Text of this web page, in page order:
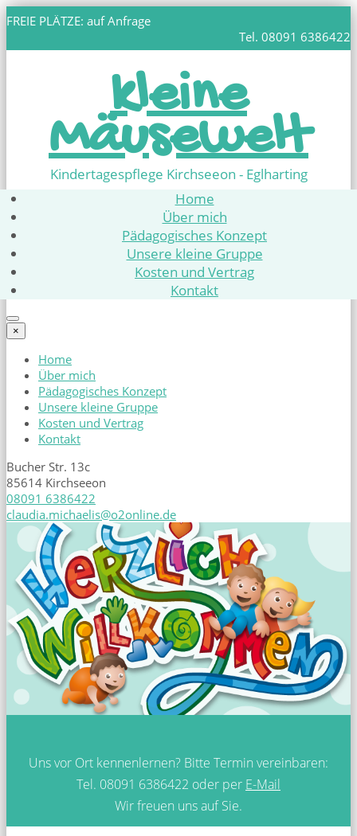
FREIE PLÄTZE: auf Anfrage
Tel. 08091 6386422
kleine
Mäusewelt
Kindertagespflege Kirchseeon - Eglharting
Home
Über mich
Pädagogisches Konzept
Unsere kleine Gruppe
Kosten und Vertrag
Kontakt
×
Home
Über mich
Pädagogisches Konzept
Unsere kleine Gruppe
Kosten und Vertrag
Kontakt
Bucher Str. 13c
85614 Kirchseeon
08091 6386422
claudia.michaelis@o2online.de
Uns vor Ort kennenlernen? Bitte Termin vereinbaren:
Tel. 08091 6386422 oder per E-Mail
Wir freuen uns auf Sie.